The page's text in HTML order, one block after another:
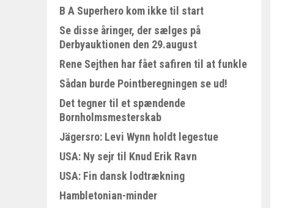
B A Superhero kom ikke til start
Se disse åringer, der sælges på
Derbyauktionen den 29.august
Rene Sejthen har fået safiren til at funkle
Sådan burde Pointberegningen se ud!
Det tegner til et spændende
Bornholmsmesterskab
Jägersro: Levi Wynn holdt legestue
USA: Ny sejr til Knud Erik Ravn
USA: Fin dansk lodtrækning
Hambletonian-minder